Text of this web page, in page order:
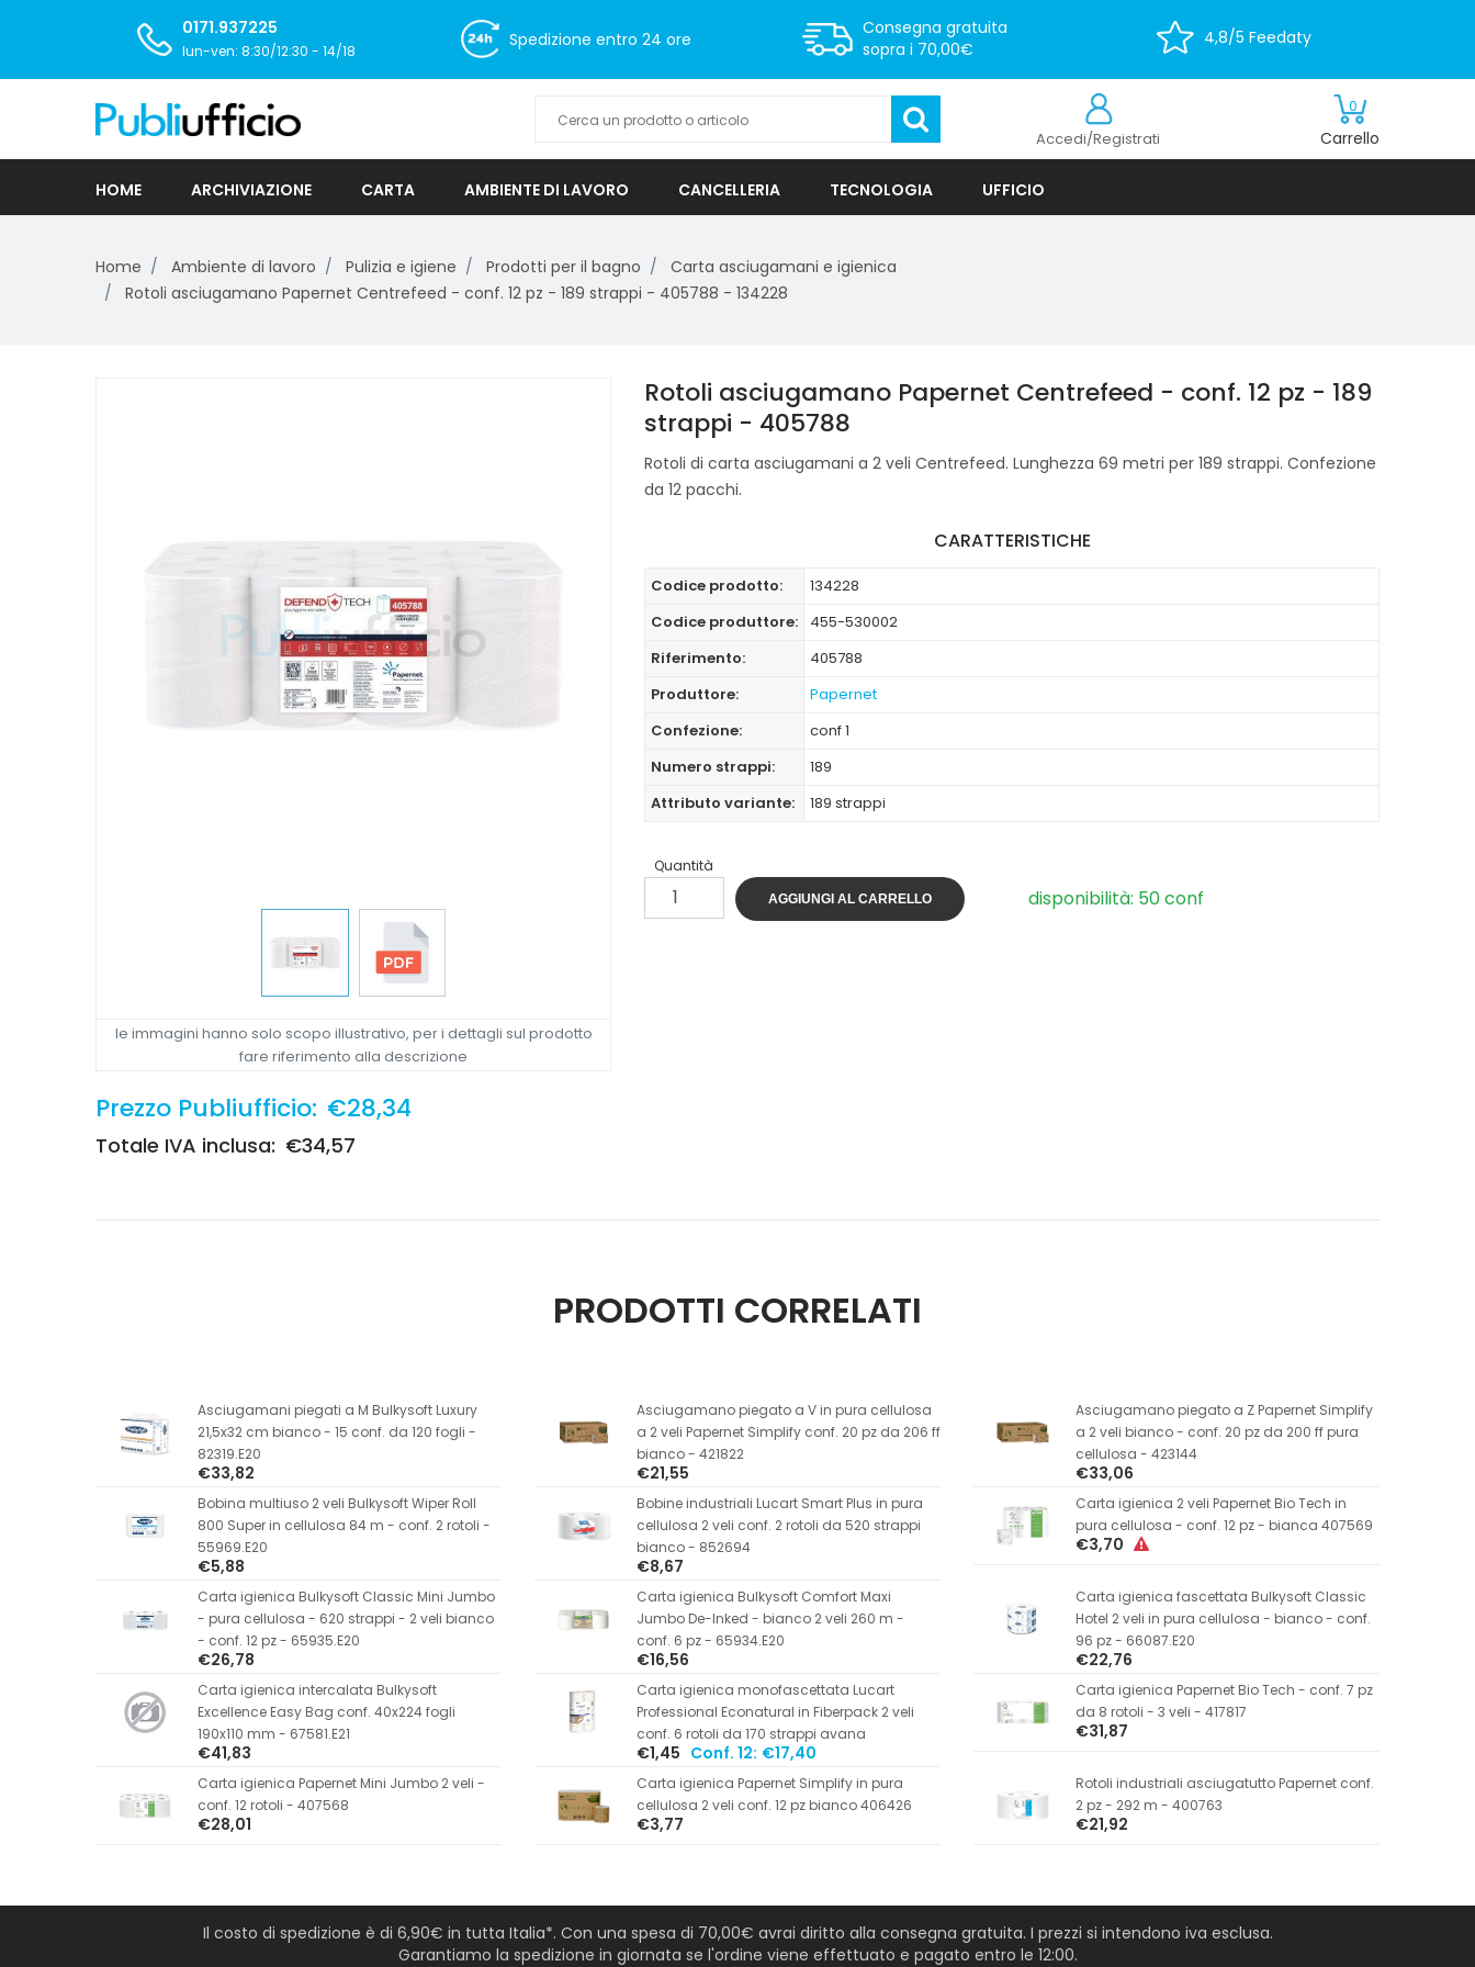
0171.937225
lun-ven: 8:30/12:30 - 14/18
Spedizione entro 24 ore
Consegna gratuita
sopra i 70,00€
4,8/5 Feedaty
Accedi/Registrati
0
Carrello
HOME ARCHIVIAZIONE CARTA AMBIENTE DI LAVORO CANCELLERIA TECNOLOGIA UFFICIO
Home Ambiente di lavoro Pulizia e igiene Prodotti per il bagno
Carta asciugamani e igienica
Rotoli asciugamano Papernet Centrefeed - conf. 12 pz - 189 strappi - 405788 - 134228
le immagini hanno solo scopo illustrativo, per i dettagli sul prodotto
fare riferimento alla descrizione
Prezzo Publiufficio: €28,34
Totale IVA inclusa: €34,57
Rotoli asciugamano Papernet Centrefeed - conf. 12 pz - 189
strappi - 405788
Rotoli di carta asciugamani a 2 veli Centrefeed. Lunghezza 69 metri per 189 strappi. Confezione
da 12 pacchi.
CARATTERISTICHE
Codice prodotto:
134228
Codice produttore:
455-530002
Riferimento:
405788
Produttore:
Papernet
Confezione:
conf 1
Numero strappi:
189
Attributo variante:
189 strappi
Quantità
AGGIUNGI AL CARRELLO disponibilità: 50 conf
PRODOTTI CORRELATI
Asciugamani piegati a M Bulkysoft Luxury
21,5x32 cm bianco - 15 conf. da 120 fogli -
82319.E20
€33,82
Asciugamano piegato a V in pura cellulosa
a 2 veli Papernet Simplify conf. 20 pz da 206 ff
bianco - 421822
€21,55
Asciugamano piegato a Z Papernet Simplify
a 2 veli bianco - conf. 20 pz da 200 ff pura
cellulosa - 423144
€33,06
Bobina multiuso 2 veli Bulkysoft Wiper Roll
800 Super in cellulosa 84 m - conf. 2 rotoli -
55969.E20
€5,88
Bobine industriali Lucart Smart Plus in pura
cellulosa 2 veli conf. 2 rotoli da 520 strappi
bianco - 852694
€8,67
Carta igienica 2 veli Papernet Bio Tech in
pura cellulosa - conf. 12 pz - bianca 407569
€3,70
Carta igienica Bulkysoft Classic Mini Jumbo
- pura cellulosa - 620 strappi - 2 veli bianco
- conf. 12 pz - 65935.E20
€26,78
Carta igienica Bulkysoft Comfort Maxi
Jumbo De-Inked - bianco 2 veli 260 m -
conf. 6 pz - 65934.E20
€16,56
Carta igienica fascettata Bulkysoft Classic
Hotel 2 veli in pura cellulosa - bianco - conf.
96 pz - 66087.E20
€22,76
Carta igienica intercalata Bulkysoft
Excellence Easy Bag conf. 40x224 fogli
190x110 mm - 67581.E21
€41,83
Carta igienica monofascettata Lucart
Professional Econatural in Fiberpack 2 veli
conf. 6 rotoli da 170 strappi avana
€1,45 Conf. 12: €17,40
Carta igienica Papernet Bio Tech - conf. 7 pz
da 8 rotoli - 3 veli - 417817
€31,87
Carta igienica Papernet Mini Jumbo 2 veli -
conf. 12 rotoli - 407568
€28,01
Carta igienica Papernet Simplify in pura
cellulosa 2 veli conf. 12 pz bianco 406426
€3,77
Rotoli industriali asciugatutto Papernet conf.
2 pz - 292 m - 400763
€21,92
Il costo di spedizione è di 6,90€ in tutta Italia*. Con una spesa di 70,00€ avrai diritto alla consegna gratuita. I prezzi si intendono iva esclusa.
Garantiamo la spedizione in giornata se l'ordine viene effettuato e pagato entro le 12:00.